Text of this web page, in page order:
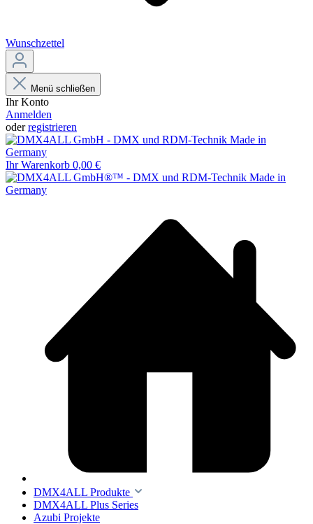
Wunschzettel
Menü schließen
Ihr Konto
Anmelden
oderregistrieren
Ihr Warenkorb 0,00 €
DMX4ALL Produkte
DMX4ALL Plus Series
Azubi Projekte